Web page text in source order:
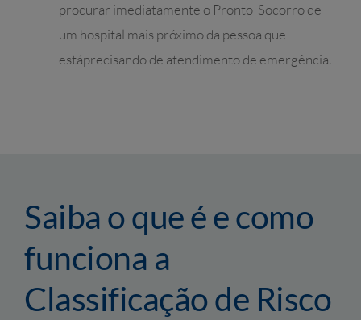
procurar imediatamente o Pronto-Socorro de
um hospital mais próximo da pessoa que
estáprecisando de atendimento de emergência.
Saiba o que é e como
funciona a
Classificação de Risco